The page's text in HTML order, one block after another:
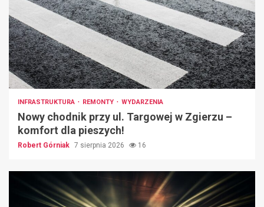
INFRASTRUKTURA REMONTY WYDARZENIA
Nowy chodnik przy ul. Targowej w Zgierzu –
komfort dla pieszych!
Robert Górniak 7 sierpnia 2026 16